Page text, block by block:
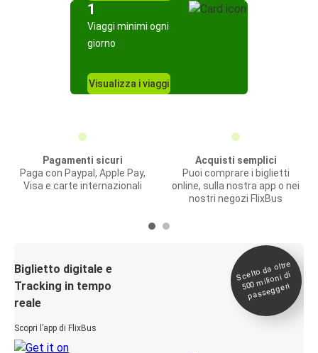
1
Viaggi minimi ogni
giorno
Visualizza i viaggi
Pagamenti sicuri
Paga con Paypal, Apple Pay,
Visa e carte internazionali
Acquisti semplici
Puoi comprare i biglietti
online, sulla nostra app o nei
nostri negozi FlixBus
Biglietto digitale e
Tracking in tempo
reale
Scopri l’app di FlixBus
Scelto da oltre
500
milioni di
passeggeri